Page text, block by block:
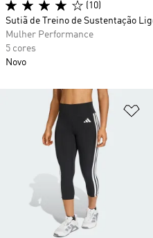
(10)
Sutiã de Treino de Sustentação
Mulher Performance
5 cores
Novo